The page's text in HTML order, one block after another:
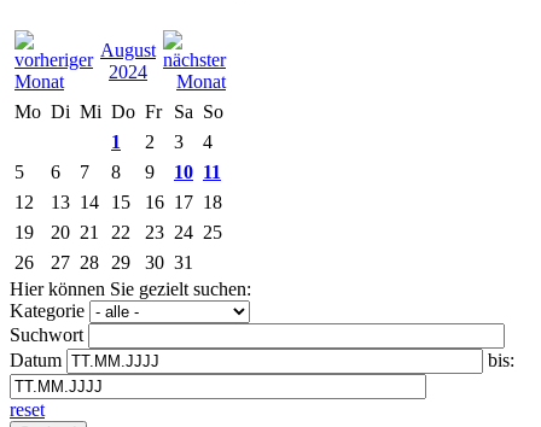
August
2024
Mo Di Mi Do Fr Sa So
1
2 3
4
5
6 7 8 9 10 11
12
13 14 15 16 17 18
19
20 21 22 23 24 25
26
27 28 29 30 31
Hier können Sie gezielt suchen:
Kategorie
Suchwort
Datum
bis:
reset